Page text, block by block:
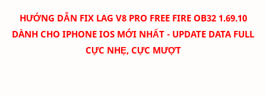
HƯỚNG DẪN FIX LAG V8 PRO FREE FIRE OB32 1.69.10
DÀNH CHO IPHONE IOS MỚI NHẤT - UPDATE DATA FULL
CỰC NHẸ, CỰC MƯỢT